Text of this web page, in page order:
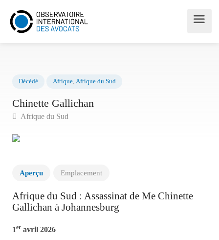
Chinette Gallichan
Aperçu Emplacement
Afrique du Sud : Assassinat de Me Chinette
Gallichan à Johannesburg
1er avril 2026